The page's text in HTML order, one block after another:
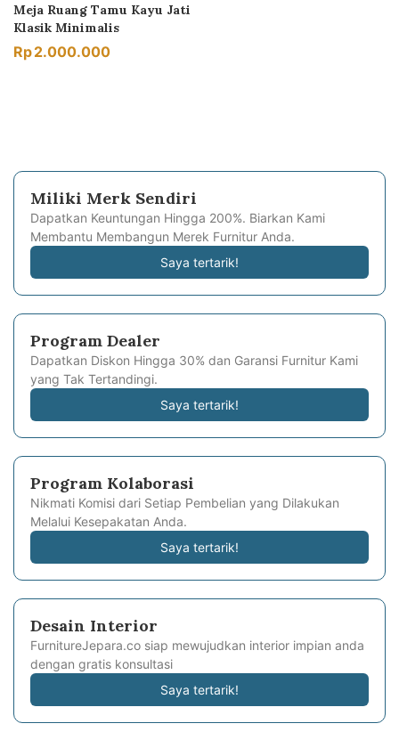
Meja Ruang Tamu Kayu Jati
Klasik Minimalis
Rp2.000.000
Miliki Merk Sendiri
Dapatkan Keuntungan Hingga 200%. Biarkan Kami
Membantu Membangun Merek Furnitur Anda.
Saya tertarik!
Program Dealer
Dapatkan Diskon Hingga 30% dan Garansi Furnitur Kami
yang Tak Tertandingi.
Saya tertarik!
Program Kolaborasi
Nikmati Komisi dari Setiap Pembelian yang Dilakukan
Melalui Kesepakatan Anda.
Saya tertarik!
Desain Interior
FurnitureJepara.co siap mewujudkan interior impian anda
dengan gratis konsultasi
Saya tertarik!